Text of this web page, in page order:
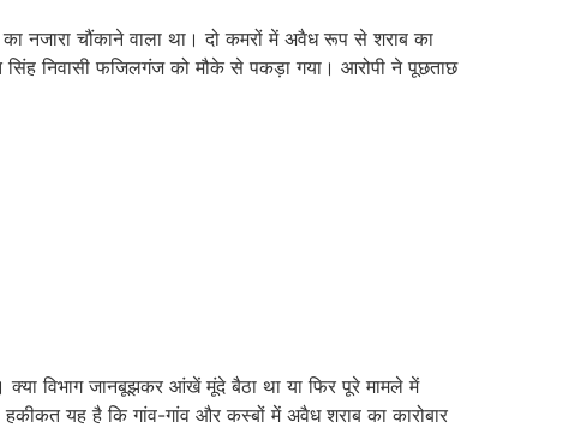
नजारा चौंकाने वाला था। दो कमरों में अवैध रूप से शराब का
सिंह निवासी फजिलगंज को मौके से पकड़ा गया। आरोपी ने पूछताछ
विभाग जानबूझकर आंखें मूंदे बैठा था या फिर पूरे मामले में
यह है कि गांव-गांव और कस्बों में अवैध शराब का कारोबार